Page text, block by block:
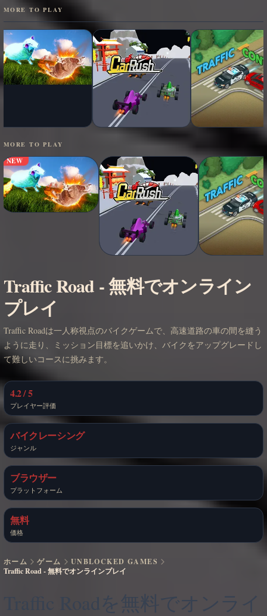
MORE TO PLAY
MORE TO PLAY
NEW
Traffic Road - 無料でオンライン
プレイ
Traffic Roadは一人称視点のバイクゲームで、高速道路の車の間を縫う
ように走り、ミッション目標を追いかけ、バイクをアップグレードし
て難しいコースに挑みます。
4.2 / 5
プレイヤー評価
バイクレーシング
ジャンル
ブラウザー
プラットフォーム
無料
価格
ホーム ゲーム
UNBLOCKED GAMES
Traffic Road - 無料でオンラインプレイ
Traffic Roadを無料でオンライ